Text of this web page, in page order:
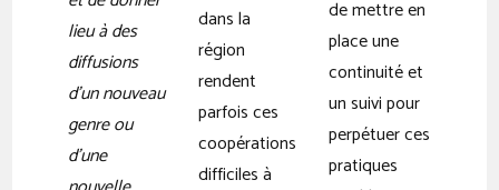
lieu à des
diffusions
d’un nouveau
genre ou
d’une
dans la
région
rendent
parfois ces
coopérations
difficiles à
de mettre en
place une
continuité et
un suivi pour
perpétuer ces
pratiques